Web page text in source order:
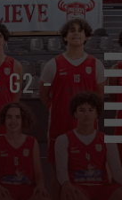
G2 -